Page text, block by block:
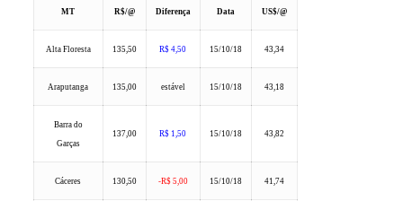
MT R$/@ Diferença Data US$/@
Alta Floresta 135,50 R$ 4,50 15/10/18 43,34
Araputanga 135,00 estável 15/10/18 43,18
Barra do
Garças
137,00 R$ 1,50 15/10/18 43,82
Cáceres 130,50 -R$ 5,00 15/10/18 41,74